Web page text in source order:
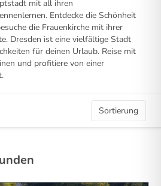
mit all ihren
Entdecke die Schönheit
die Frauenkirche mit ihrer
Dresden ist eine vielfältige Stadt
für deinen Urlaub. Reise mit
und profitiere von einer
Sortierung